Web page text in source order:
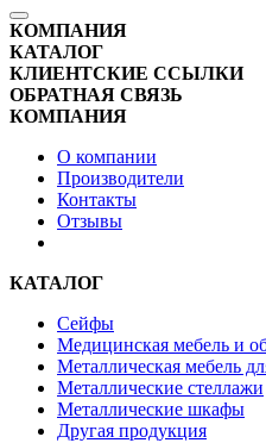
КОМПАНИЯ
КАТАЛОГ
КЛИЕНТСКИЕ ССЫЛКИ
ОБРАТНАЯ СВЯЗЬ
КОМПАНИЯ
О компании
Производители
Контакты
Отзывы
КАТАЛОГ
Сейфы
Медицинская мебель и
Металлическая мебель
Металлические стеллажи
Металлические шкафы
Другая продукция